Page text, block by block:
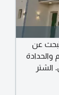
عن
والحدادة
الشتر